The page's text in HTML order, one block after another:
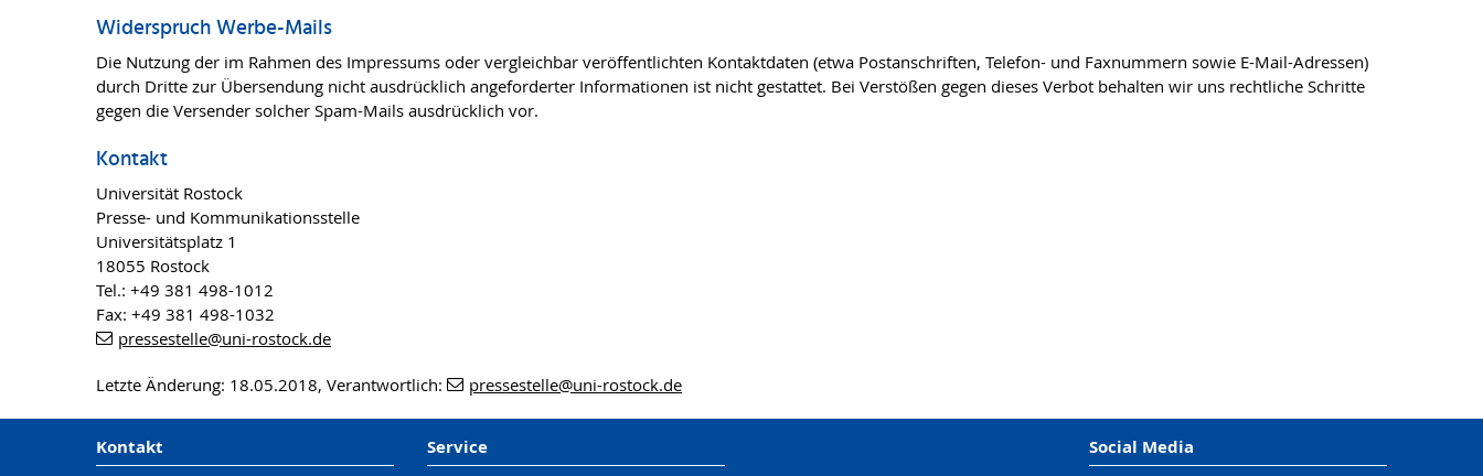
Widerspruch Werbe-Mails
Die Nutzung der im Rahmen des Impressums oder vergleichbar veröffentlichten Kontaktdaten (etwa Postanschriften, Telefon- und Faxnummern sowie E-Mail-Adressen)
durch Dritte zur Übersendung nicht ausdrücklich angeforderter Informationen ist nicht gestattet. Bei Verstößen gegen dieses Verbot behalten wir uns rechtliche Schritte
gegen die Versender solcher Spam-Mails ausdrücklich vor.
Kontakt
Universität Rostock
Presse- und Kommunikationsstelle
Universitätsplatz 1
18055 Rostock
Tel.: +49 381 498-1012
Fax: +49 381 498-1032
pressestelle@uni-rostock.de
Letzte Änderung: 18.05.2018, Verantwortlich: pressestelle@uni-rostock.de
Kontakt Service Social Media